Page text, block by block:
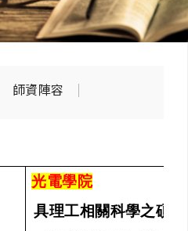
師資陣容
光電學院
具理工相關科學之碩